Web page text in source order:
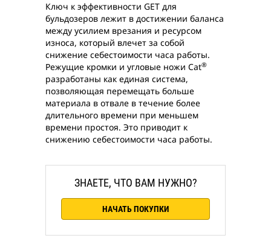
Ключ к эффективности GET для
бульдозеров лежит в достижении баланса
между усилием врезания и ресурсом
износа, который влечет за собой
снижение себестоимости часа работы.
Режущие кромки и угловые ножи Cat®
разработаны как единая система,
позволяющая перемещать больше
материала в отвале в течение более
длительного времени при меньшем
времени простоя. Это приводит к
снижению себестоимости часа работы.
ЗНАЕТЕ, ЧТО ВАМ НУЖНО?
НАЧАТЬ ПОКУПКИ